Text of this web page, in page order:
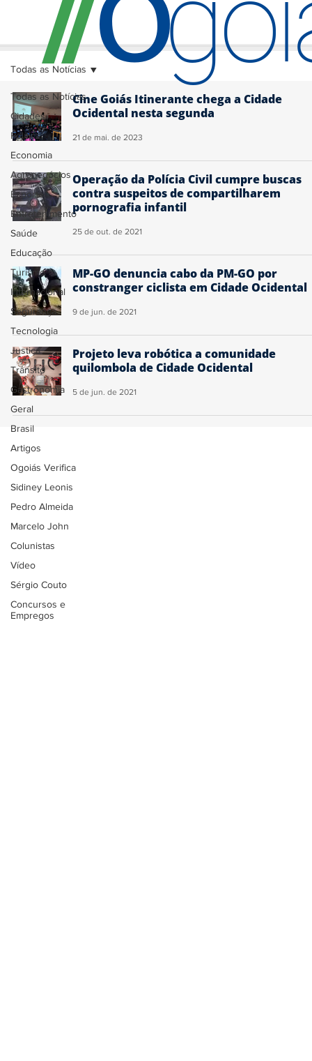
Todas as Notícias
Cidades
Política
Economia
Agronegócios
Esporte
Entretenimento
Saúde
Educação
Turismo
Internacional
Segurança
Tecnologia
Justiça
Trânsito
Gastronomia
Geral
Brasil
Artigos
Ogoiás Verifica
Sidiney Leonis
Pedro Almeida
Marcelo John
Colunistas
Vídeo
Sérgio Couto
Concursos e
Empregos
Todas as Notícias
Cine Goiás Itinerante chega a Cidade
Ocidental nesta segunda
21 de mai. de 2023
Operação da Polícia Civil cumpre buscas
contra suspeitos de compartilharem
pornografia infantil
25 de out. de 2021
MP-GO denuncia cabo da PM-GO por
constranger ciclista em Cidade Ocidental
9 de jun. de 2021
Projeto leva robótica a comunidade
quilombola de Cidade Ocidental
5 de jun. de 2021